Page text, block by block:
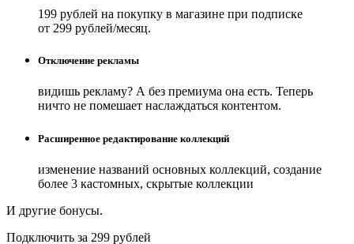
199 рублей на покупку в магазине при подписке
от 299 рублей/месяц.
Отключение рекламы
видишь рекламу? А без премиума она есть. Теперь
ничто не помешает наслаждаться контентом.
Расширенное редактирование коллекций
изменение названий основных коллекций, создание
более 3 кастомных, скрытые коллекции
И другие бонусы.
Подключить за 299 рублей